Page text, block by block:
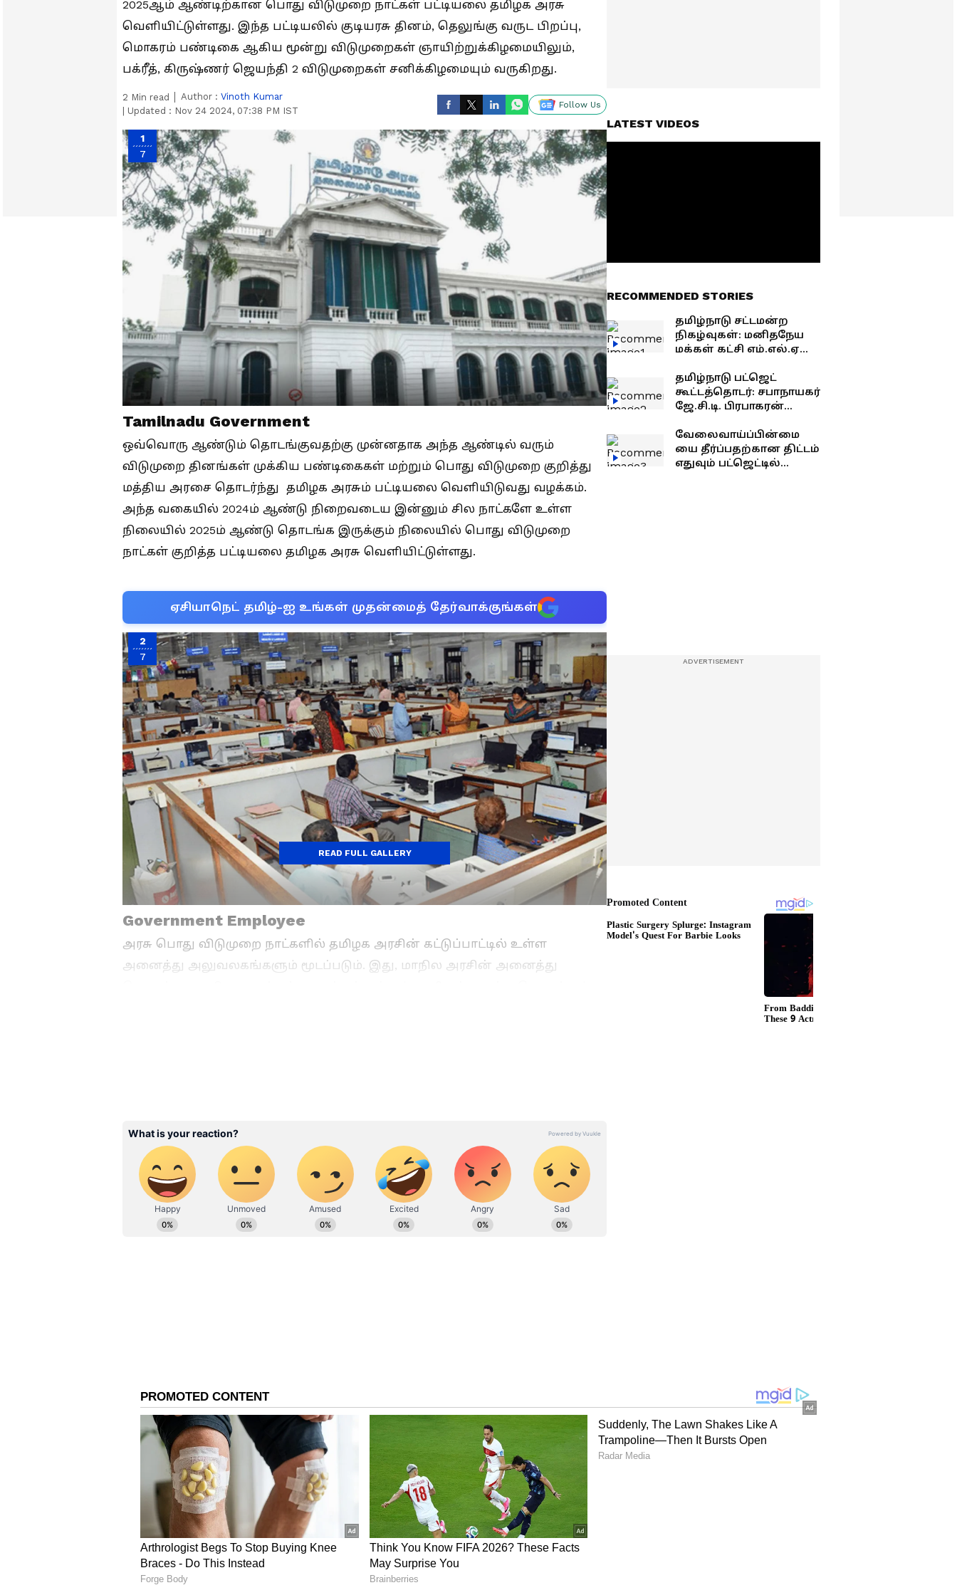
2025ஆம் ஆண்டிற்கான பொது விடுமுறை நாட்கள் பட்டியலை தமிழக அரசு
வெளியிட்டுள்ளது. இந்த பட்டியலில் குடியரசு தினம், தெலுங்கு வருட பிறப்பு,
மொகரம் பண்டிகை ஆகிய மூன்று விடுமுறைகள் ஞாயிற்றுக்கிழமையிலும்,
பக்ரீத், கிருஷ்ணர் ஜெயந்தி 2 விடுமுறைகள் சனிக்கிழமையும் வருகிறது.
2 Min read Author : Vinoth Kumar
Updated : Nov 24 2024, 07:38 PM IST
Follow Us
1
7
Tamilnadu Government
ஒவ்வொரு ஆண்டும் தொடங்குவதற்கு முன்னதாக அந்த ஆண்டில் வரும்
விடுமுறை தினங்கள் முக்கிய பண்டிகைகள் மற்றும் பொது விடுமுறை குறித்து
மத்திய அரசை தொடர்ந்து தமிழக அரசும் பட்டியலை வெளியிடுவது வழக்கம்.
அந்த வகையில் 2024ம் ஆண்டு நிறைவடைய இன்னும் சில நாட்களே உள்ள
நிலையில் 2025ம் ஆண்டு தொடங்க இருக்கும் நிலையில் பொது விடுமுறை
நாட்கள் குறித்த பட்டியலை தமிழக அரசு வெளியிட்டுள்ளது.
ஏசியாநெட் தமிழ்-ஐ உங்கள் முதன்மைத் தேர்வாக்குங்கள்
2
7
Government Employee
அரசு பொது விடுமுறை நாட்களில் தமிழக அரசின் கட்டுப்பாட்டில் உள்ள
அனைத்து அலுவலகங்களும் மூடப்படும். இது, மாநில அரசின் அனைத்து
7
Sunday Government Holiday
இந்த பொது விடுமுறை நாட்களில் குடியரசு தினம், தெலுங்கு வருட பிறப்பு,
மொகரம் பண்டிகை ஆகிய மூன்று விடுமுறைகள் ஞாயிற்றுக்கிழமையிலும்,
பக்ரீத், கிருஷ்ணர் ஜெயந்தி 2 விடுமுறைகள் சனிக்கிழமையும் வருகிறது.
READ FULL GALLERY
LATEST VIDEOS
RECOMMENDED STORIES
தமிழ்நாடு சட்டமன்ற
நிகழ்வுகள்: மனிதநேய
மக்கள் கட்சி எம்.எல்.ஏ
பேட்டி
தமிழ்நாடு பட்ஜெட்
கூட்டத்தொடர்: சபாநாயகர்
ஜே.சி.டி. பிரபாகரன்
வேலைவாய்ப்பின்மை
யை தீர்ப்பதற்கான திட்டம்
எதுவும் பட்ஜெட்டில்